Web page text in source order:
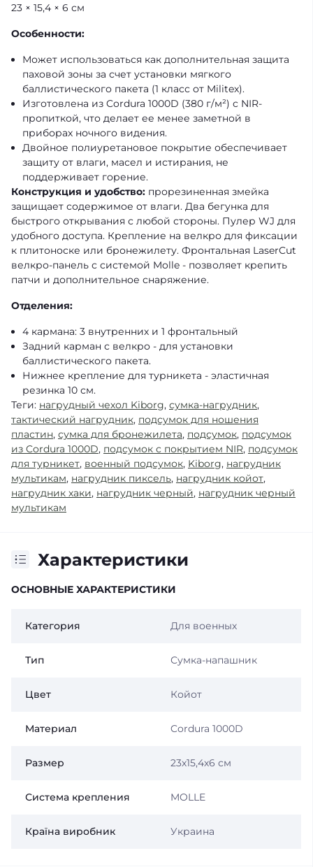
23 × 15,4 × 6 см
Особенности:
Может использоваться как дополнительная защита
паховой зоны за счет установки мягкого
баллистического пакета (1 класс от Militex).
Изготовлена из Cordura 1000D (380 г/м²) с NIR-
пропиткой, что делает ее менее заметной в
приборах ночного видения.
Двойное полиуретановое покрытие обеспечивает
защиту от влаги, масел и истирания, не
поддерживает горение.
Конструкция и удобство: прорезиненная змейка
защищает содержимое от влаги. Два бегунка для
быстрого открывания с любой стороны. Пулер WJ для
удобного доступа. Крепление на велкро для фиксации
к плитоноске или бронежилету. Фронтальная LaserCut
велкро-панель с системой Molle - позволяет крепить
патчи и дополнительное снаряжение.
Отделения:
4 кармана: 3 внутренних и 1 фронтальный
Задний карман с велкро - для установки
баллистического пакета.
Нижнее крепление для турникета - эластичная
резинка 10 см.
Теги: нагрудный чехол Kiborg, сумка-нагрудник,
тактический нагрудник, подсумок для ношения
пластин, сумка для бронежилета, подсумок, подсумок
из Cordura 1000D, подсумок с покрытием NIR, подсумок
для турникет, военный подсумок, Kiborg, нагрудник
мультикам, нагрудник пиксель, нагрудник койот,
нагрудник хаки, нагрудник черный, нагрудник черный
мультикам
Характеристики
ОСНОВНЫЕ ХАРАКТЕРИСТИКИ
Категория Для военных
Тип Сумка-напашник
Цвет Койот
Материал Cordura 1000D
Размер 23х15,4х6 см
Система крепления MOLLE
Країна виробник Украина